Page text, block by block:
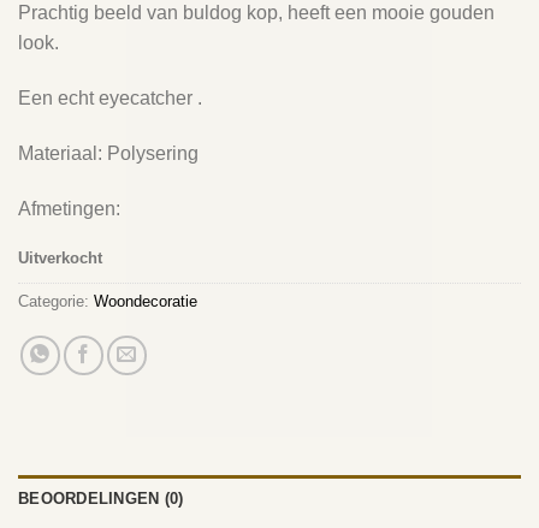
Prachtig beeld van buldog kop, heeft een mooie gouden
look.
Een echt eyecatcher .
Materiaal: Polysering
Afmetingen:
Uitverkocht
Categorie: Woondecoratie
BEOORDELINGEN (0)